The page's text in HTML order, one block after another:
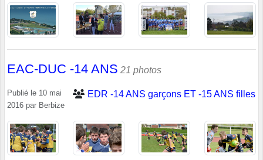
EAC-DUC -14 ANS 21 photos
EDR -14 ANS garçons ET -15 ANS filles
Publié le 10 mai
2016 par Berbize